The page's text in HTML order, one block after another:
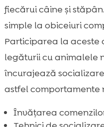
fiecărui câine și
simple la obiceiuri
Participarea la aceste
legăturii cu animalele
încurajează
astfel comportamente
Învățarea